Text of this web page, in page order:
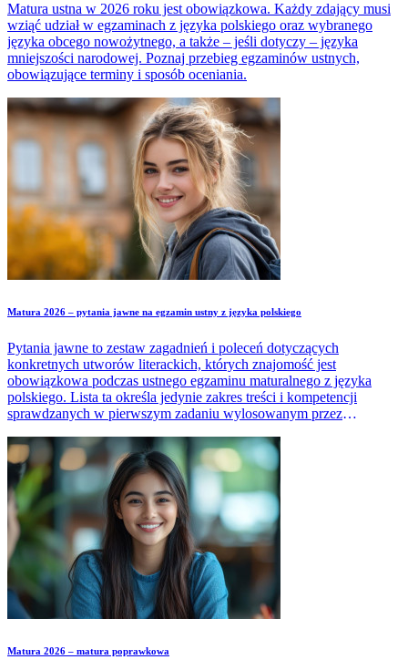
Matura ustna w 2026 roku jest obowiązkowa. Każdy zdający musi
wziąć udział w egzaminach z języka polskiego oraz wybranego
języka obcego nowożytnego, a także – jeśli dotyczy – języka
mniejszości narodowej. Poznaj przebieg egzaminów ustnych,
obowiązujące terminy i sposób oceniania.
Matura 2026 – pytania jawne na egzamin ustny z języka polskiego
Pytania jawne to zestaw zagadnień i poleceń dotyczących
konkretnych utworów literackich, których znajomość jest
obowiązkowa podczas ustnego egzaminu maturalnego z języka
polskiego. Lista ta określa jedynie zakres treści i kompetencji
sprawdzanych w pierwszym zadaniu wylosowanym przez
Matura 2026 – matura poprawkowa